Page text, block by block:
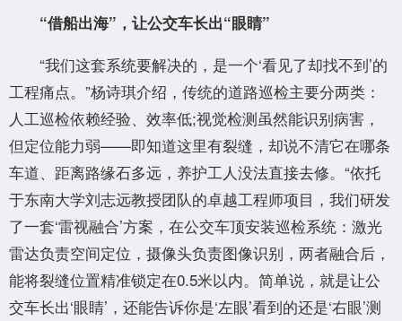
“借船出海”，让公交车长出“眼睛”
“我们这套系统要解决的，是一个‘看见了却找不到’的
工程痛点。”杨诗琪介绍，传统的道路巡检主要分两类：
人工巡检依赖经验、效率低;视觉检测虽然能识别病害，
但定位能力弱——即知道这里有裂缝，却说不清它在哪条
车道、距离路缘石多远，养护工人没法直接去修。“依托
于东南大学刘志远教授团队的卓越工程师项目，我们研发
了一套‘雷视融合’方案，在公交车顶安装巡检系统：激光
雷达负责空间定位，摄像头负责图像识别，两者融合后，
能将裂缝位置精准锁定在0.5米以内。简单说，就是让公
交车长出‘眼睛’，还能告诉你是‘左眼’看到的还是‘右眼’测